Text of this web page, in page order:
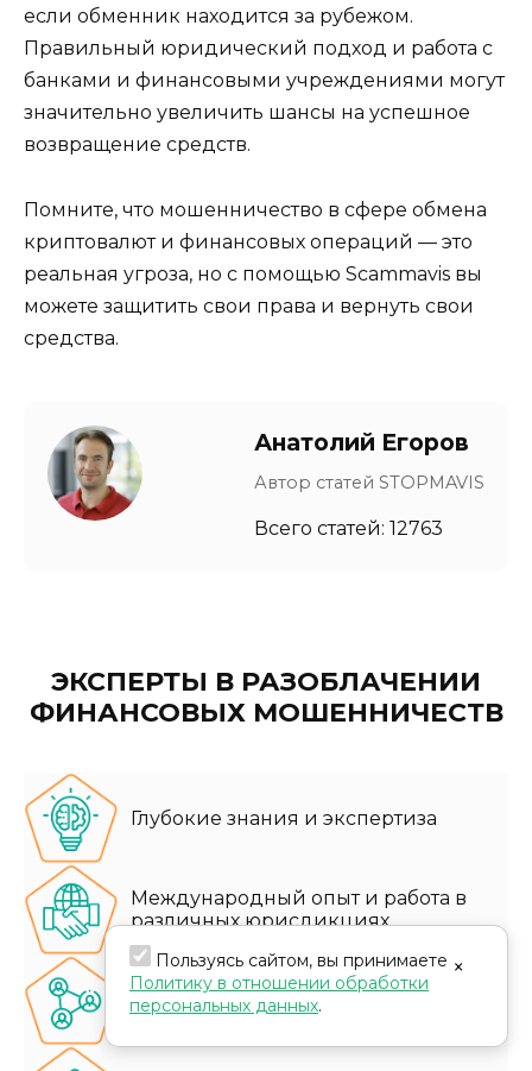
если обменник находится за рубежом.
Правильный юридический подход и работа с
банками и финансовыми учреждениями могут
значительно увеличить шансы на успешное
возвращение средств.
Помните, что мошенничество в сфере обмена
криптовалют и финансовых операций — это
реальная угроза, но с помощью Scammavis вы
можете защитить свои права и вернуть свои
средства.
Анатолий Егоров
Автор статей STOPMAVIS
Всего статей: 12763
ЭКСПЕРТЫ В РАЗОБЛАЧЕНИИ
ФИНАНСОВЫХ МОШЕННИЧЕСТВ
Глубокие знания и экспертиза
Международный опыт и работа в
различных юрисдикциях
Эффективные ресурсы и сеть
партнеров
×
Пользуясь сайтом, вы принимаете
Политику в отношении обработки
персональных данных.